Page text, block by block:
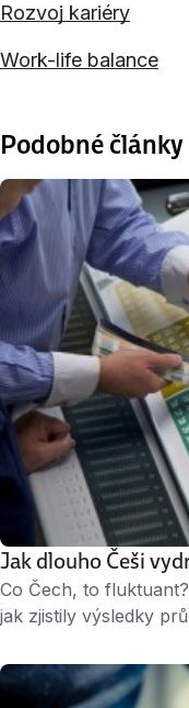
Rozvoj kariéry
Work-life balance
Podobné články
Jak dlouho Češi
Co Čech, to
jak zjistily výsledky
Další čtvrtina odchází
konkurenci? Zhruba